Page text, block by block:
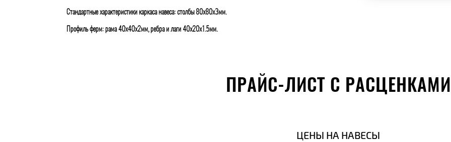
Стандартные характеристики каркаса навеса: столбы 80х80х3мм.
Профиль ферм: рама 40х40х2мм, ребра и лаги 40х20х1.5мм.
ПРАЙС-ЛИСТ С РАСЦЕНКАМИ
ЦЕНЫ НА НАВЕСЫ